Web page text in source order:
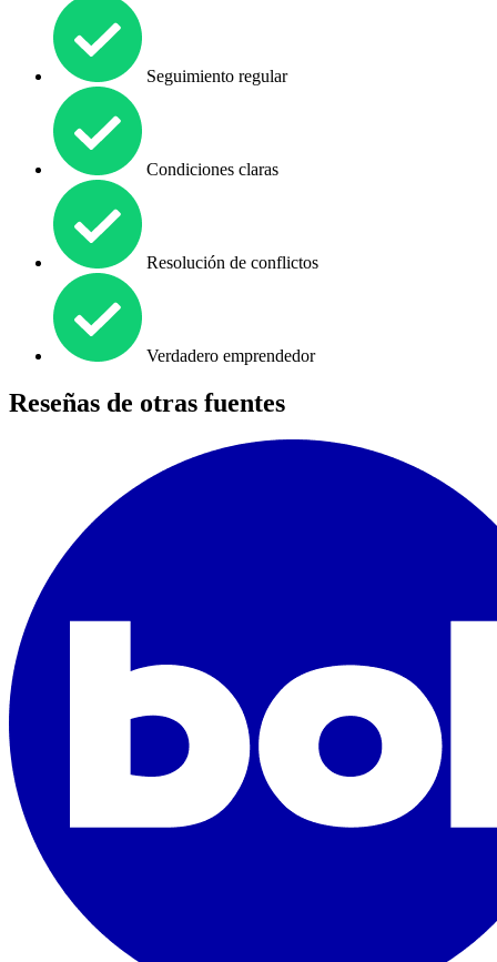
Seguimiento regular
Condiciones claras
Resolución de conflictos
Verdadero emprendedor
Reseñas de otras fuentes